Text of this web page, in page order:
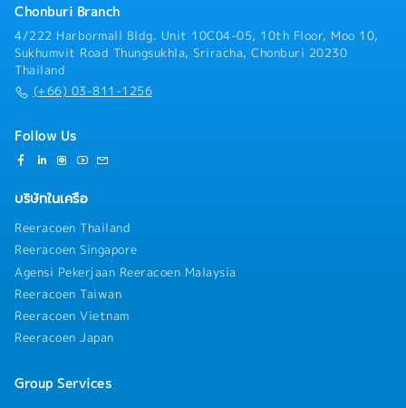
Chonburi Branch
4/222 Harbormall Bldg. Unit 10C04-05, 10th Floor, Moo 10,
Sukhumvit Road Thungsukhla, Sriracha, Chonburi 20230
Thailand
(+66) 03-811-1256
Follow Us
บริษัทในเครือ
Reeracoen Thailand
Reeracoen Singapore
Agensi Pekerjaan Reeracoen Malaysia
Reeracoen Taiwan
Reeracoen Vietnam
Reeracoen Japan
Group Services